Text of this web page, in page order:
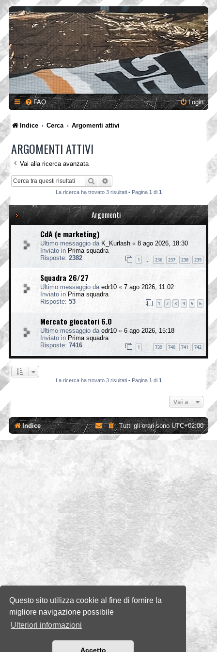
Questo sito utilizza cookie al fine di fornire la
migliore navigazione possibile
Ulteriori informazioni
Accetto
FAQ Login
Indice Cerca Argomenti attivi
ARGOMENTI ATTIVI
Vai alla ricerca avanzata
Cerca
La ricerca ha trovato 3 risultati • Pagina 1 di 1
Argomenti
CdA (e marketing)
Ultimo messaggio da K_Kurlash « 8 ago 2026, 18:30
Inviato in Prima squadra
Risposte: 2382 1 236 237 238 239
Squadra 26/27
Ultimo messaggio da edr10 « 7 ago 2026, 11:02
Inviato in Prima squadra
Risposte: 53 1 2 3 4 5 6
Mercato giocatori 6.0
Ultimo messaggio da edr10 « 6 ago 2026, 15:18
Inviato in Prima squadra
Risposte: 7416 1 739 740 741 742
La ricerca ha trovato 3 risultati • Pagina 1 di 1
Vai a
Indice Tutti gli orari sonoUTC+02:00